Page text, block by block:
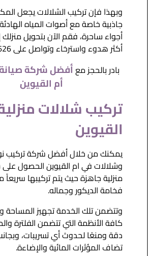
وبهذا فإن تركيب الشلالات يجعل
جاذبية خاصة مع أصوات المياه
أجواء ساحرة، فقم الآن بتحويل
أكثر هدوء واسترخاء وتواصل على 0543002626.
بادر بالحجز معأفضل شركة
أم القيوين
تركيب شلالات
القيوين
يمكنك من خلال أفضل شركة تركيب
وشلالات في ام القيوين الحصول
منزلية جاهزة حيث يتم تركيبها سريعاً
فخامة الديكور وجماله.
وتتضمن تلك الخدمة تجهيز المساحة
كافة الأنظمة التي تتضمن الفلترة
دقة ومنعًا لحدوث أي تسريبات،
تضاف المؤثرات المائية والإضاءة.